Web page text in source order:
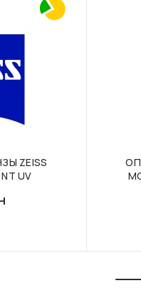
ZEISS
NT UV